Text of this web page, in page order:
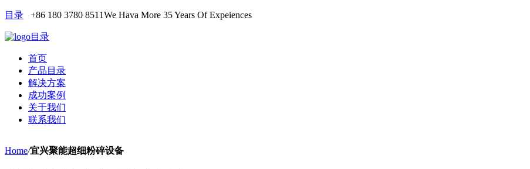
目录 +86 180 3780 8511We Hava More 35 Years Of Expeiences
目录
首页
产品目录
解决方案
成功案例
关于我们
联系我们
Home/宜兴聚能超细粉碎设备